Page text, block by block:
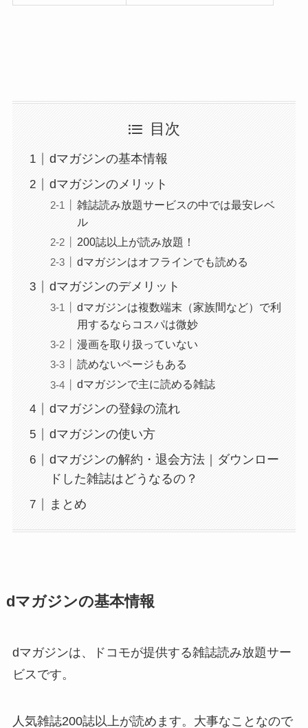
目次
dマガジンの基本情報
dマガジンのメリット
雑誌読み放題サービスの中では最安レベ
ル
200誌以上が読み放題！
dマガジンはオフラインでも読める
dマガジンのデメリット
dマガジンは複数端末（家族間など）で利
用するならコスパは微妙
漫画を取り扱っていない
読めないページもある
dマガジンで主に読める雑誌
dマガジンの登録の流れ
dマガジンの使い方
dマガジンの解約・退会方法｜ダウンロー
ドした雑誌はどうなるの？
まとめ
dマガジンの基本情報
dマガジンは、ドコモが提供する雑誌読み放題サー
ビスです。
人気雑誌200誌以上が読めます。大事なことなので